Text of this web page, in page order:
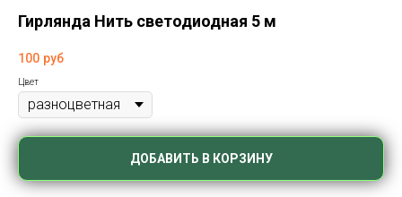
Гирлянда Нить светодиодная 5 м
100 руб
Цвет
ДОБАВИТЬ В КОРЗИНУ